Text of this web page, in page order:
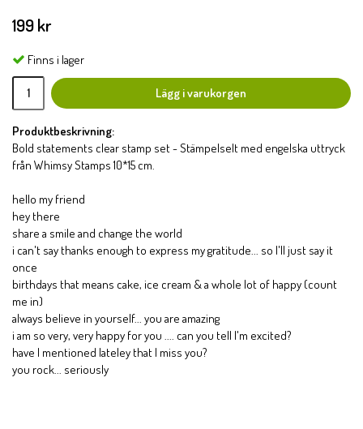
199 kr
Finns i lager
Lägg i varukorgen
Produktbeskrivning:
Bold statements clear stamp set - Stämpelselt med engelska uttryck
från Whimsy Stamps 10*15 cm.
hello my friend
hey there
share a smile and change the world
i can't say thanks enough to express my gratitude... so I'll just say it
once
birthdays that means cake, ice cream & a whole lot of happy (count
me in)
always believe in yourself... you are amazing
i am so very, very happy for you .... can you tell I'm excited?
have I mentioned lateley that I miss you?
you rock... seriously